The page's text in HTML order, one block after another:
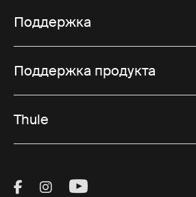
Поддержка
Поддержка продукта
Thule
Visit Thule on Facebook
Visit Thule on
Visit Thule on